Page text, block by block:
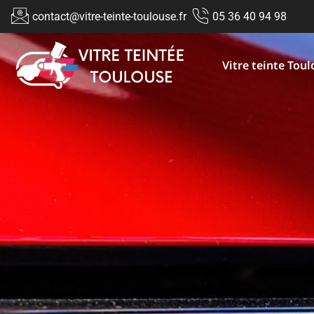
contact@vitre-teinte-toulouse.fr 05 36 40 94 98
Vitre teinte